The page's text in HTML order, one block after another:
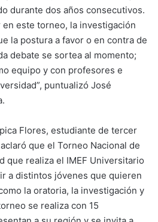
durante dos años consecutivos.
en este torneo, la investigación
la postura a favor o en contra de
debate se sortea al momento;
equipo y con profesores e
puntualizó José
Flores, estudiante de tercer
que el Torneo Nacional de
que realiza el IMEF Universitario
a distintos jóvenes que quieren
la oratoria, la investigación y
se realiza con 15